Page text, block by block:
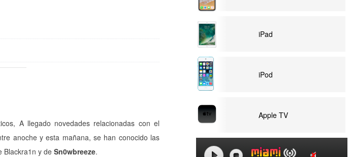
A llegado novedades relacionadas con el
anoche y esta mañana, se han conocido las
Blackra1n y de Sn0wbreeze.
iPad
iPod
Apple TV